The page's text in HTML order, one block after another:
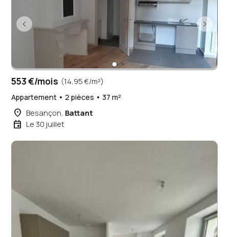
553 €/mois (14,95 €/m²)
Appartement • 2 pièces • 37 m²
place Besançon, Battant
event Le 30 juillet